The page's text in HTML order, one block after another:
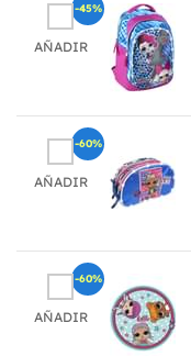
AÑADIR
-45%
AÑADIR
-60%
AÑADIR
-60%